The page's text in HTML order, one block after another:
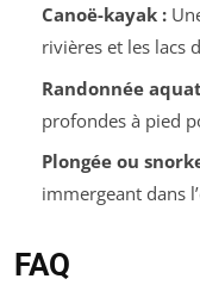
Canoë-kayak :
rivières et les lacs
Randonnée
profondes à pied
Plongée ou
immergeant dans
FAQ